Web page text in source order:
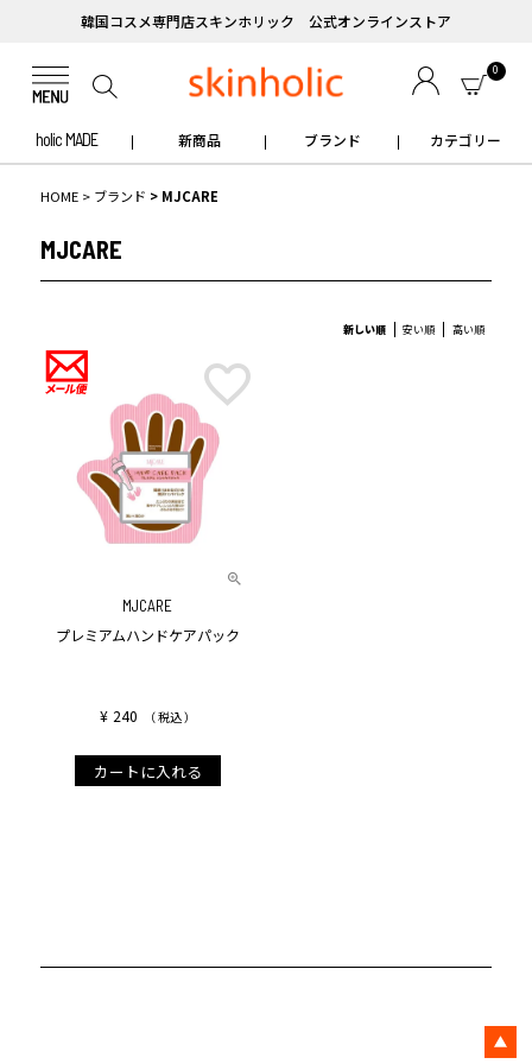
韓国コスメ専門店スキンホリック 公式オンラインストア
0
holic MADE 新商品 ブランド カテゴリー
HOME ブランド MJCARE
MJCARE
新しい順 安い順 高い順
MJCARE
プレミアムハンドケアパック
¥ 240 税込
カートに入れる